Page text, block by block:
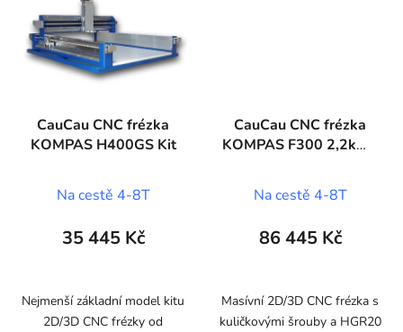
CauCau CNC frézka
KOMPAS H400GS Kit
Na cestě 4-8T
35 445 Kč
Nejmenší základní model kitu
2D/3D CNC frézky od
CauCau CNC frézka
KOMPAS F300 2,2kW-
(200x300x150mm)
Na cestě 4-8T
86 445 Kč
Masívní 2D/3D CNC frézka s
kuličkovými šrouby a HGR20